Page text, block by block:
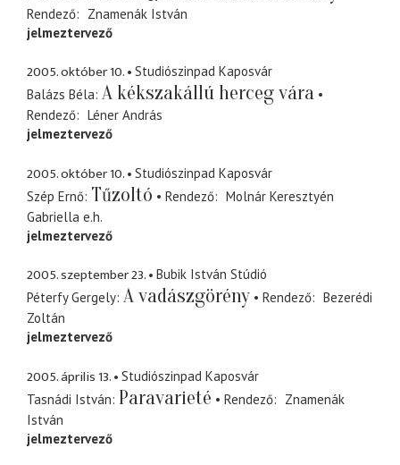
Rendező
Znamenák István
jelmeztervező
2005. október 10.
Studiószinpad Kaposvár
Balázs Béla A kékszakállú herceg vára
Rendező
Léner András
jelmeztervező
2005. október 10.
Studiószinpad Kaposvár
Szép Ernő Tűzoltó Rendező
Molnár Keresztyén
Gabriella e.h.
jelmeztervező
2005. szeptember 23.
Bubik István Stúdió
Péterfy Gergely A vadászgörény Rendező
Bezerédi
Zoltán
jelmeztervező
2005. április 13.
Studiószinpad Kaposvár
Tasnádi István Paravarieté Rendező
Znamenák
István
jelmeztervező